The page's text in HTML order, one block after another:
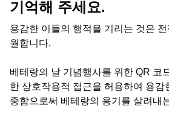
기억해 주세요.
용감한 이들의 행적을 기리는 것은
월합니다.
베테랑의 날 기념행사를 위한 QR 코
한 상호작용적 접근을 허용하여 용감
중함으로써 베테랑의 용기를 살려내